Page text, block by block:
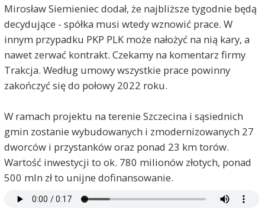
Mirosław Siemieniec dodał, że najbliższe tygodnie będą
decydujące - spółka musi wtedy wznowić prace. W
innym przypadku PKP PLK może nałożyć na nią kary, a
nawet zerwać kontrakt. Czekamy na komentarz firmy
Trakcja. Według umowy wszystkie prace powinny
zakończyć się do połowy 2022 roku.
W ramach projektu na terenie Szczecina i sąsiednich
gmin zostanie wybudowanych i zmodernizowanych 27
dworców i przystanków oraz ponad 23 km torów.
Wartość inwestycji to ok. 780 milionów złotych, ponad
500 mln zł to unijne dofinansowanie.